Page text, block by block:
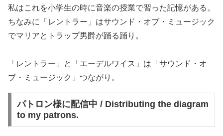
私はこれを小学生の時に音楽の授業で習った記憶がある。
ちなみに「レントラー」はサウンド・オブ・ミュージック
でマリアとトラップ男爵が踊る踊り。
「レントラー」と「エーデルワイス」は「サウンド・オ
ブ・ミュージック」つながり。
パトロン様に配信中 / Distributing the diagram
to my patrons.